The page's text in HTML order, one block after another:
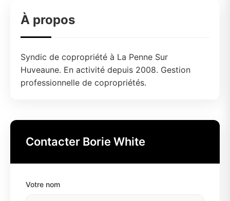
À propos
Syndic de copropriété à La Penne Sur
Huveaune. En activité depuis 2008. Gestion
professionnelle de copropriétés.
Contacter Borie White
Votre nom